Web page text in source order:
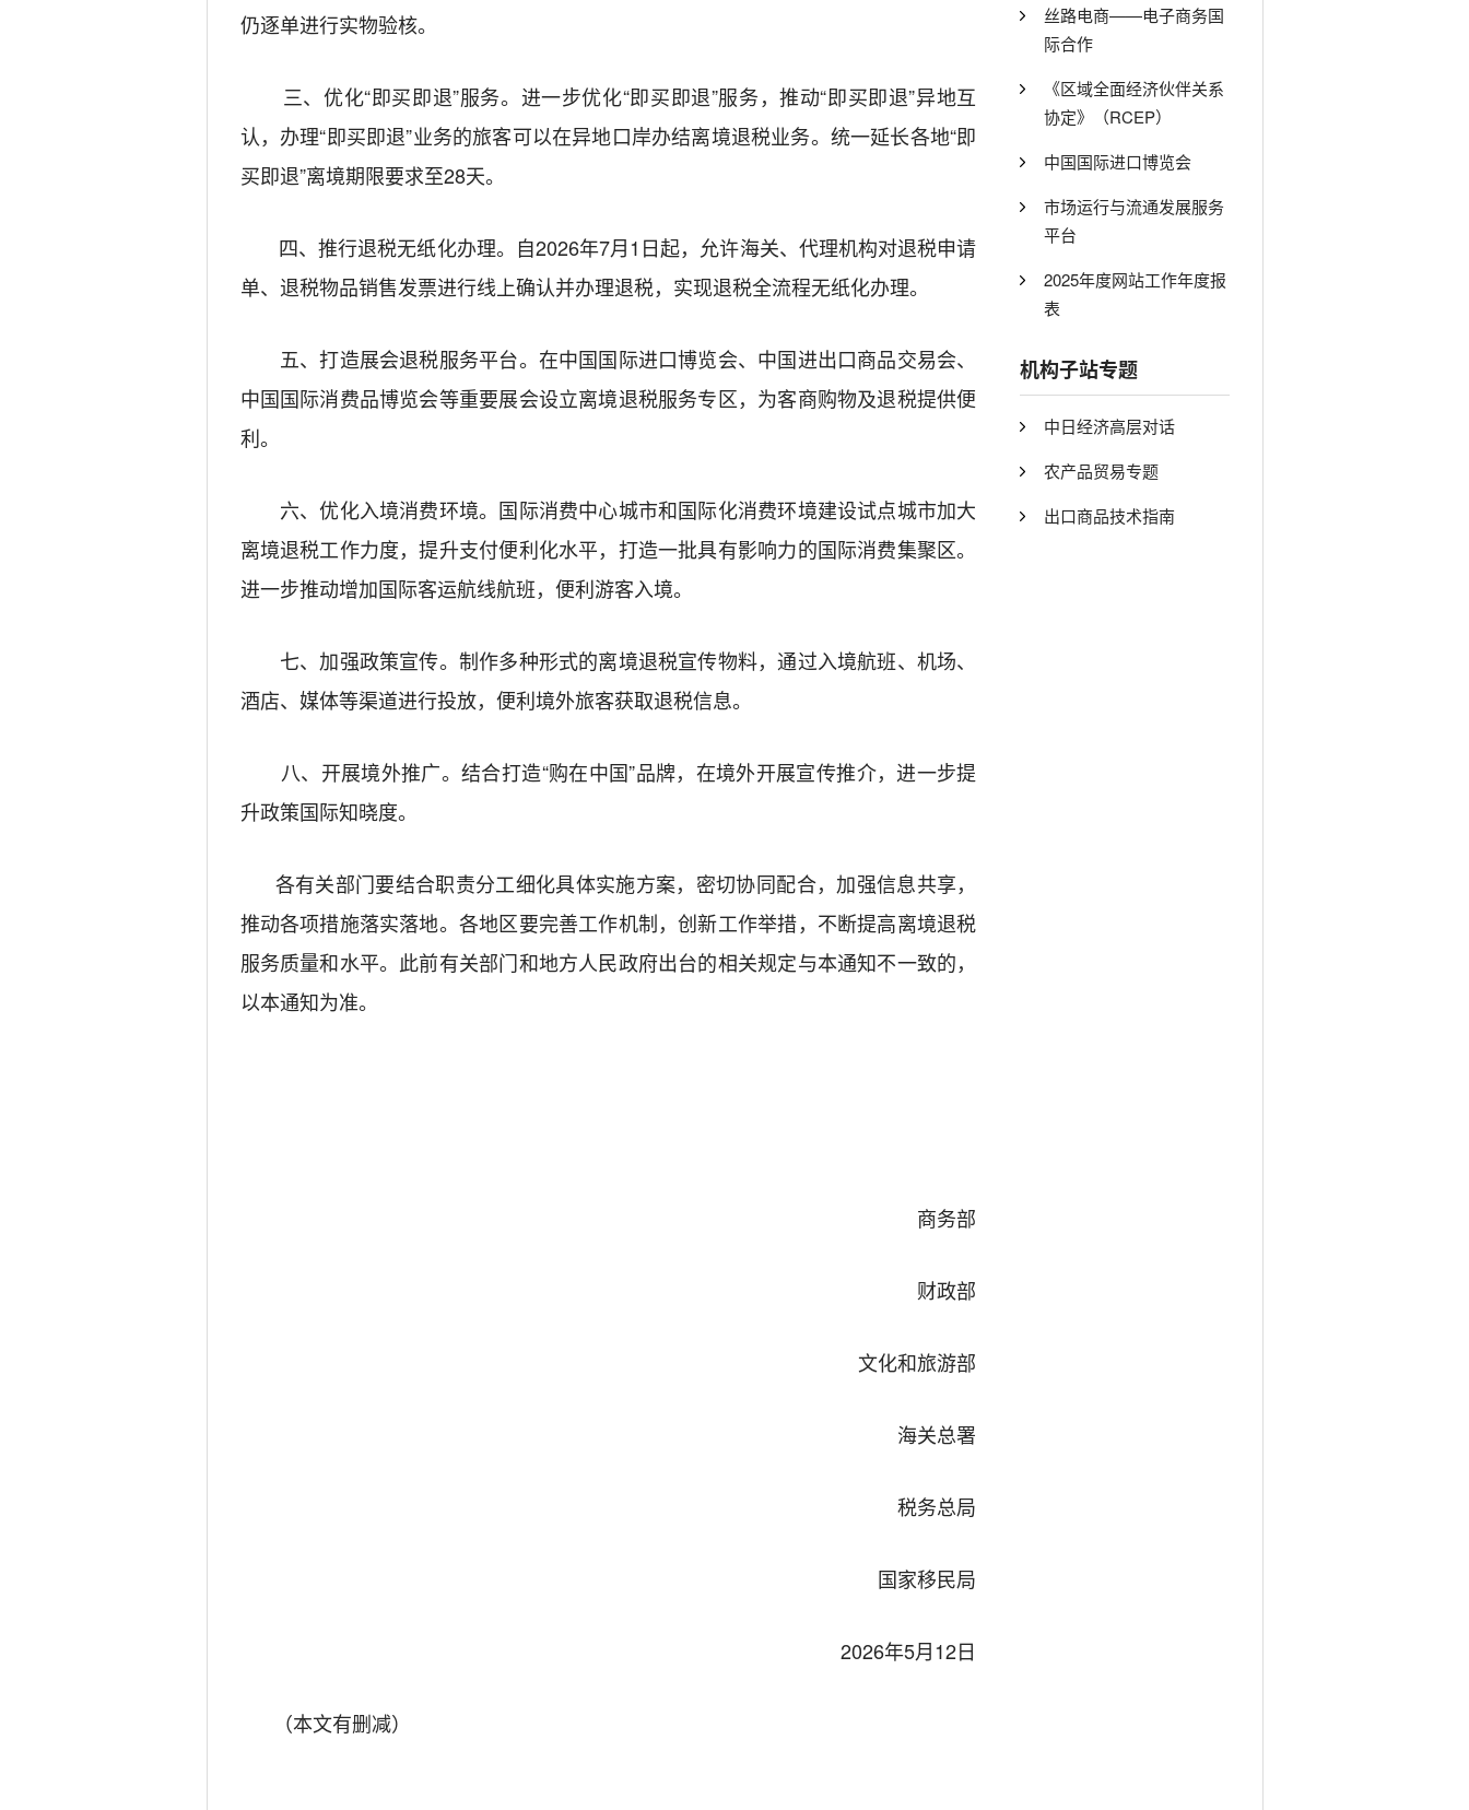
仍逐单进行实物验核。
三、优化“即买即退”服务。 进一步优化“即买即退”服务，推动“即买即退”异地互
认，办理“即买即退”业务的旅客可以在异地口岸办结离境退税业务。统一延长各地“即
买即退”离境期限要求至28天。
四、推行退税无纸化办理。 自2026年7月1 日起，允许海关、代理机构对退税申请
单、退税物品销售发票进行线上确认并办理退税，实现退税全流程无纸化办理。
五、打造展会退税服务平台。 在中国国际进口博览会、中国进出口商品交易会、
中国国际消费品博览会等重要展会设立离境退税服务专区，为客商购物及退税提供便
利。
六、优化入境消费环境。 国际消费中心城市和国际化消费环境建设试点城市加大
离境退税工作力度，提升支付便利化水平，打造一批具有影响力的国际消费集聚区。
进一步推动增加国际客运航线航班，便利游客入境。
七、加强政策宣传。 制作多种形式的离境退税宣传物料，通过入境航班、机场、
酒店、媒体等渠道进行投放，便利境外旅客获取退税信息。
八、开展境外推广。结合打造“购在中国”品牌，在境外开展宣传推介，进一步提
升政策国际知晓度。
各有关部门要结合职责分工细化具体实施方案，密切协同配合，加强信息共享，
推动各项措施落实落地。 各地区要完善工作机制，创新工作举措，不断提高离境退税
服务质量和水平。此前有关部门和地方人民政府出台的相关规定与本通知不一致的，
以本通知为准。
商务部
财政部
文化和旅游部
海关总署
税务总局
国家移民局
2026年5月12日
（本文有删减）
丝路电商——电子商务国
际合作
《区域全面经济伙伴关系
协定》（RCEP）
中国国际进口博览会
市场运行与流通发展服务
平台
2025年度网站工作年度报
表
机构子站专题
中日经济高层对话
农产品贸易专题
出口商品技术指南